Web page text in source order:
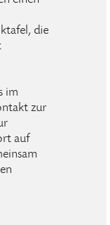
die
im
zur
auf